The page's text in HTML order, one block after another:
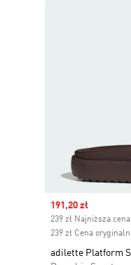
Sale price
191,20 zł
239 zł Najniższa cena
239 zł Cena
adilette Platform